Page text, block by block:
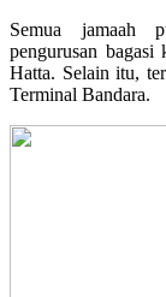
Semua jamaah
pengurusan
Hatta. Selain itu,
Terminal Bandara.